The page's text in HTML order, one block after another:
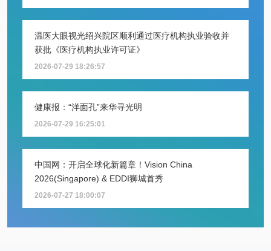
温医大眼视光绍兴院区顺利通过医疗机构执业验收并
获批《医疗机构执业许可证》
2026-07-29 18:26:57
健康报：“洋面孔”来华寻光明
2026-07-29 16:25:01
中国网：开启全球化新篇章！Vision China
2026(Singapore) & EDDI狮城首秀
2026-07-27 18:00:07